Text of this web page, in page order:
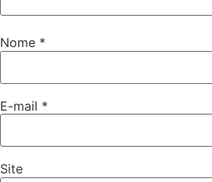
Nome *
E-mail *
Site